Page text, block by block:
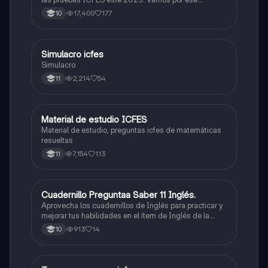
500/500. Y poder ser admitido en la universidad que
quieras, estudiar la carrera que quieres y no la que te
10 17,400 177
ICFES: Lectura Crítica
Simulacro icfes
Simulacro
11 2,214 54
ICFES: Matemáticas
Material de estudio ICFES
Material de estudio, preguntas icfes de matemáticas
resueltas
11 7,154 113
ICFES: Inglés
Cuadernillo Preguntaa Saber 11 Inglés.
Aprovecha los cuadernillos de Inglés para practicar y
mejorar tus habilidades en el ítem de Inglés de la
Prueba Saber 11. 🫡
10 913 14